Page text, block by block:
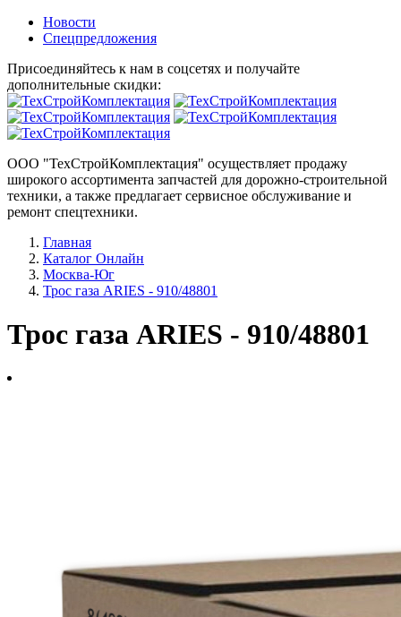
Новости
Спецпредложения
Присоединяйтесь к нам в соцсетях и получайте
дополнительные скидки:
ООО "ТехСтройКомплектация" осуществляет продажу
широкого ассортимента запчастей для дорожно-строительной
техники, а также предлагает сервисное обслуживание и
ремонт спецтехники.
Главная
Каталог Онлайн
Москва-Юг
Трос газа ARIES - 910/48801
Трос газа ARIES - 910/48801